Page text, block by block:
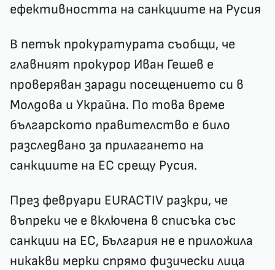
ефективността на санкциите на Русия
В петък прокуратурата съобщи, че
главният прокурор Иван Гешев е
проверяван заради посещението си в
Молдова и Украйна. По това време
българското правителство е било
разследвано за прилагането на
санкциите на ЕС срещу Русия.
През февруари EURACTIV разкри, че
въпреки че е включена в списъка със
санкции на ЕС, България не е приложила
никакви мерки спрямо физически лица